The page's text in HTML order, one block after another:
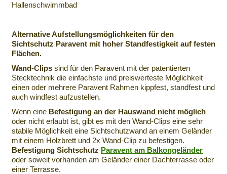
Hallenschwimmbad
Alternative Aufstellungsmöglichkeiten für den
Sichtschutz Paravent mit hoher Standfestigkeit auf festen
Flächen.
Wand-Clips sind für den Paravent mit der patentierten
Stecktechnik die einfachste und preiswerteste Möglichkeit
einen oder mehrere Paravent Rahmen kippfest, standfest und
auch windfest aufzustellen.
Wenn eine Befestigung an der Hauswand nicht möglich
oder nicht erlaubt ist, gibt es mit den Wand-Clips eine sehr
stabile Möglichkeit eine Sichtschutzwand an einem Geländer
mit einem Holzbrett und 2x Wand-Clip zu befestigen.
Befestigung Sichtschutz Paravent am Balkongeländer
oder soweit vorhanden am Geländer einer Dachterrasse oder
einer Terrasse.